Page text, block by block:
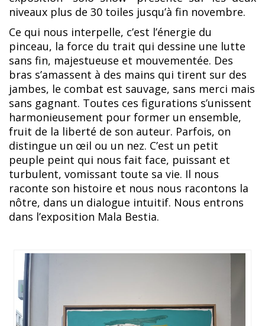
niveaux plus de 30 toiles jusqu’à fin novembre.
Ce qui nous interpelle, c’est l’énergie du
pinceau, la force du trait qui dessine une lutte
sans fin, majestueuse et mouvementée. Des
bras s’amassent à des mains qui tirent sur des
jambes, le combat est sauvage, sans merci mais
sans gagnant. Toutes ces figurations s’unissent
harmonieusement pour former un ensemble,
fruit de la liberté de son auteur. Parfois, on
distingue un œil ou un nez. C’est un petit
peuple peint qui nous fait face, puissant et
turbulent, vomissant toute sa vie. Il nous
raconte son histoire et nous nous racontons la
nôtre, dans un dialogue intuitif. Nous entrons
dans l’exposition Mala Bestia.